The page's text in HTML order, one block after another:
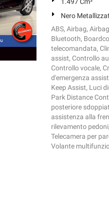
Nero
ABS, Airbag,
Bluetooth,
telecomandata,
assist, Controllo
Controllo vocale,
d'emergenza
Keep Assist, Luci
Park Distance
posteriore
assistenza alla
rilevamento
Telecamera per
Volante